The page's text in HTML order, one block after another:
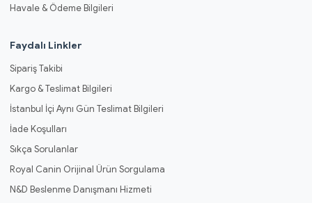
Havale & Ödeme Bilgileri
Faydalı Linkler
Sipariş Takibi
Kargo & Teslimat Bilgileri
İstanbul İçi Aynı Gün Teslimat Bilgileri
İade Koşulları
Sıkça Sorulanlar
Royal Canin Orijinal Ürün Sorgulama
N&D Beslenme Danışmanı Hizmeti